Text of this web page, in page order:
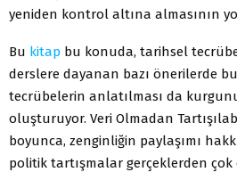
yeniden kontrol altına almasının
Bu kitap bu konuda, tarihsel
derslere dayanan bazı önerilerde
tecrübelerin anlatılması da
oluşturuyor. Veri Olmadan
boyunca, zenginliğin paylaşımı
politik tartışmalar gerçeklerden çok